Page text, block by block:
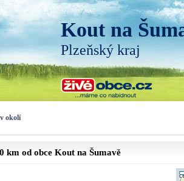
Kout na
Plzeňský kraj
okolí
km od obce Kout na Šumavě